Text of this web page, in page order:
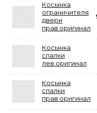
Косынка
ограничителя
двери
прав.оригинал
Косынка
спалки
лев.оригинал
Косынка
спалки
прав.оригинал